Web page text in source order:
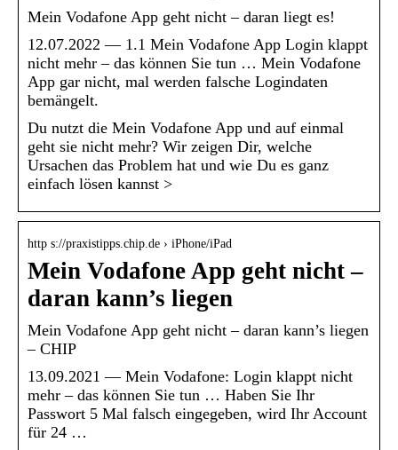
Mein Vodafone App geht nicht – daran liegt es!
12.07.2022 — 1.1 Mein Vodafone App Login klappt
nicht mehr – das können Sie tun … Mein Vodafone
App gar nicht, mal werden falsche Logindaten
bemängelt.
Du nutzt die Mein Vodafone App und auf einmal
geht sie nicht mehr? Wir zeigen Dir, welche
Ursachen das Problem hat und wie Du es ganz
einfach lösen kannst >
http s://praxistipps.chip.de › iPhone/iPad
Mein Vodafone App geht nicht –
daran kann’s liegen
Mein Vodafone App geht nicht – daran kann’s liegen
– CHIP
13.09.2021 — Mein Vodafone: Login klappt nicht
mehr – das können Sie tun … Haben Sie Ihr
Passwort 5 Mal falsch eingegeben, wird Ihr Account
für 24 …